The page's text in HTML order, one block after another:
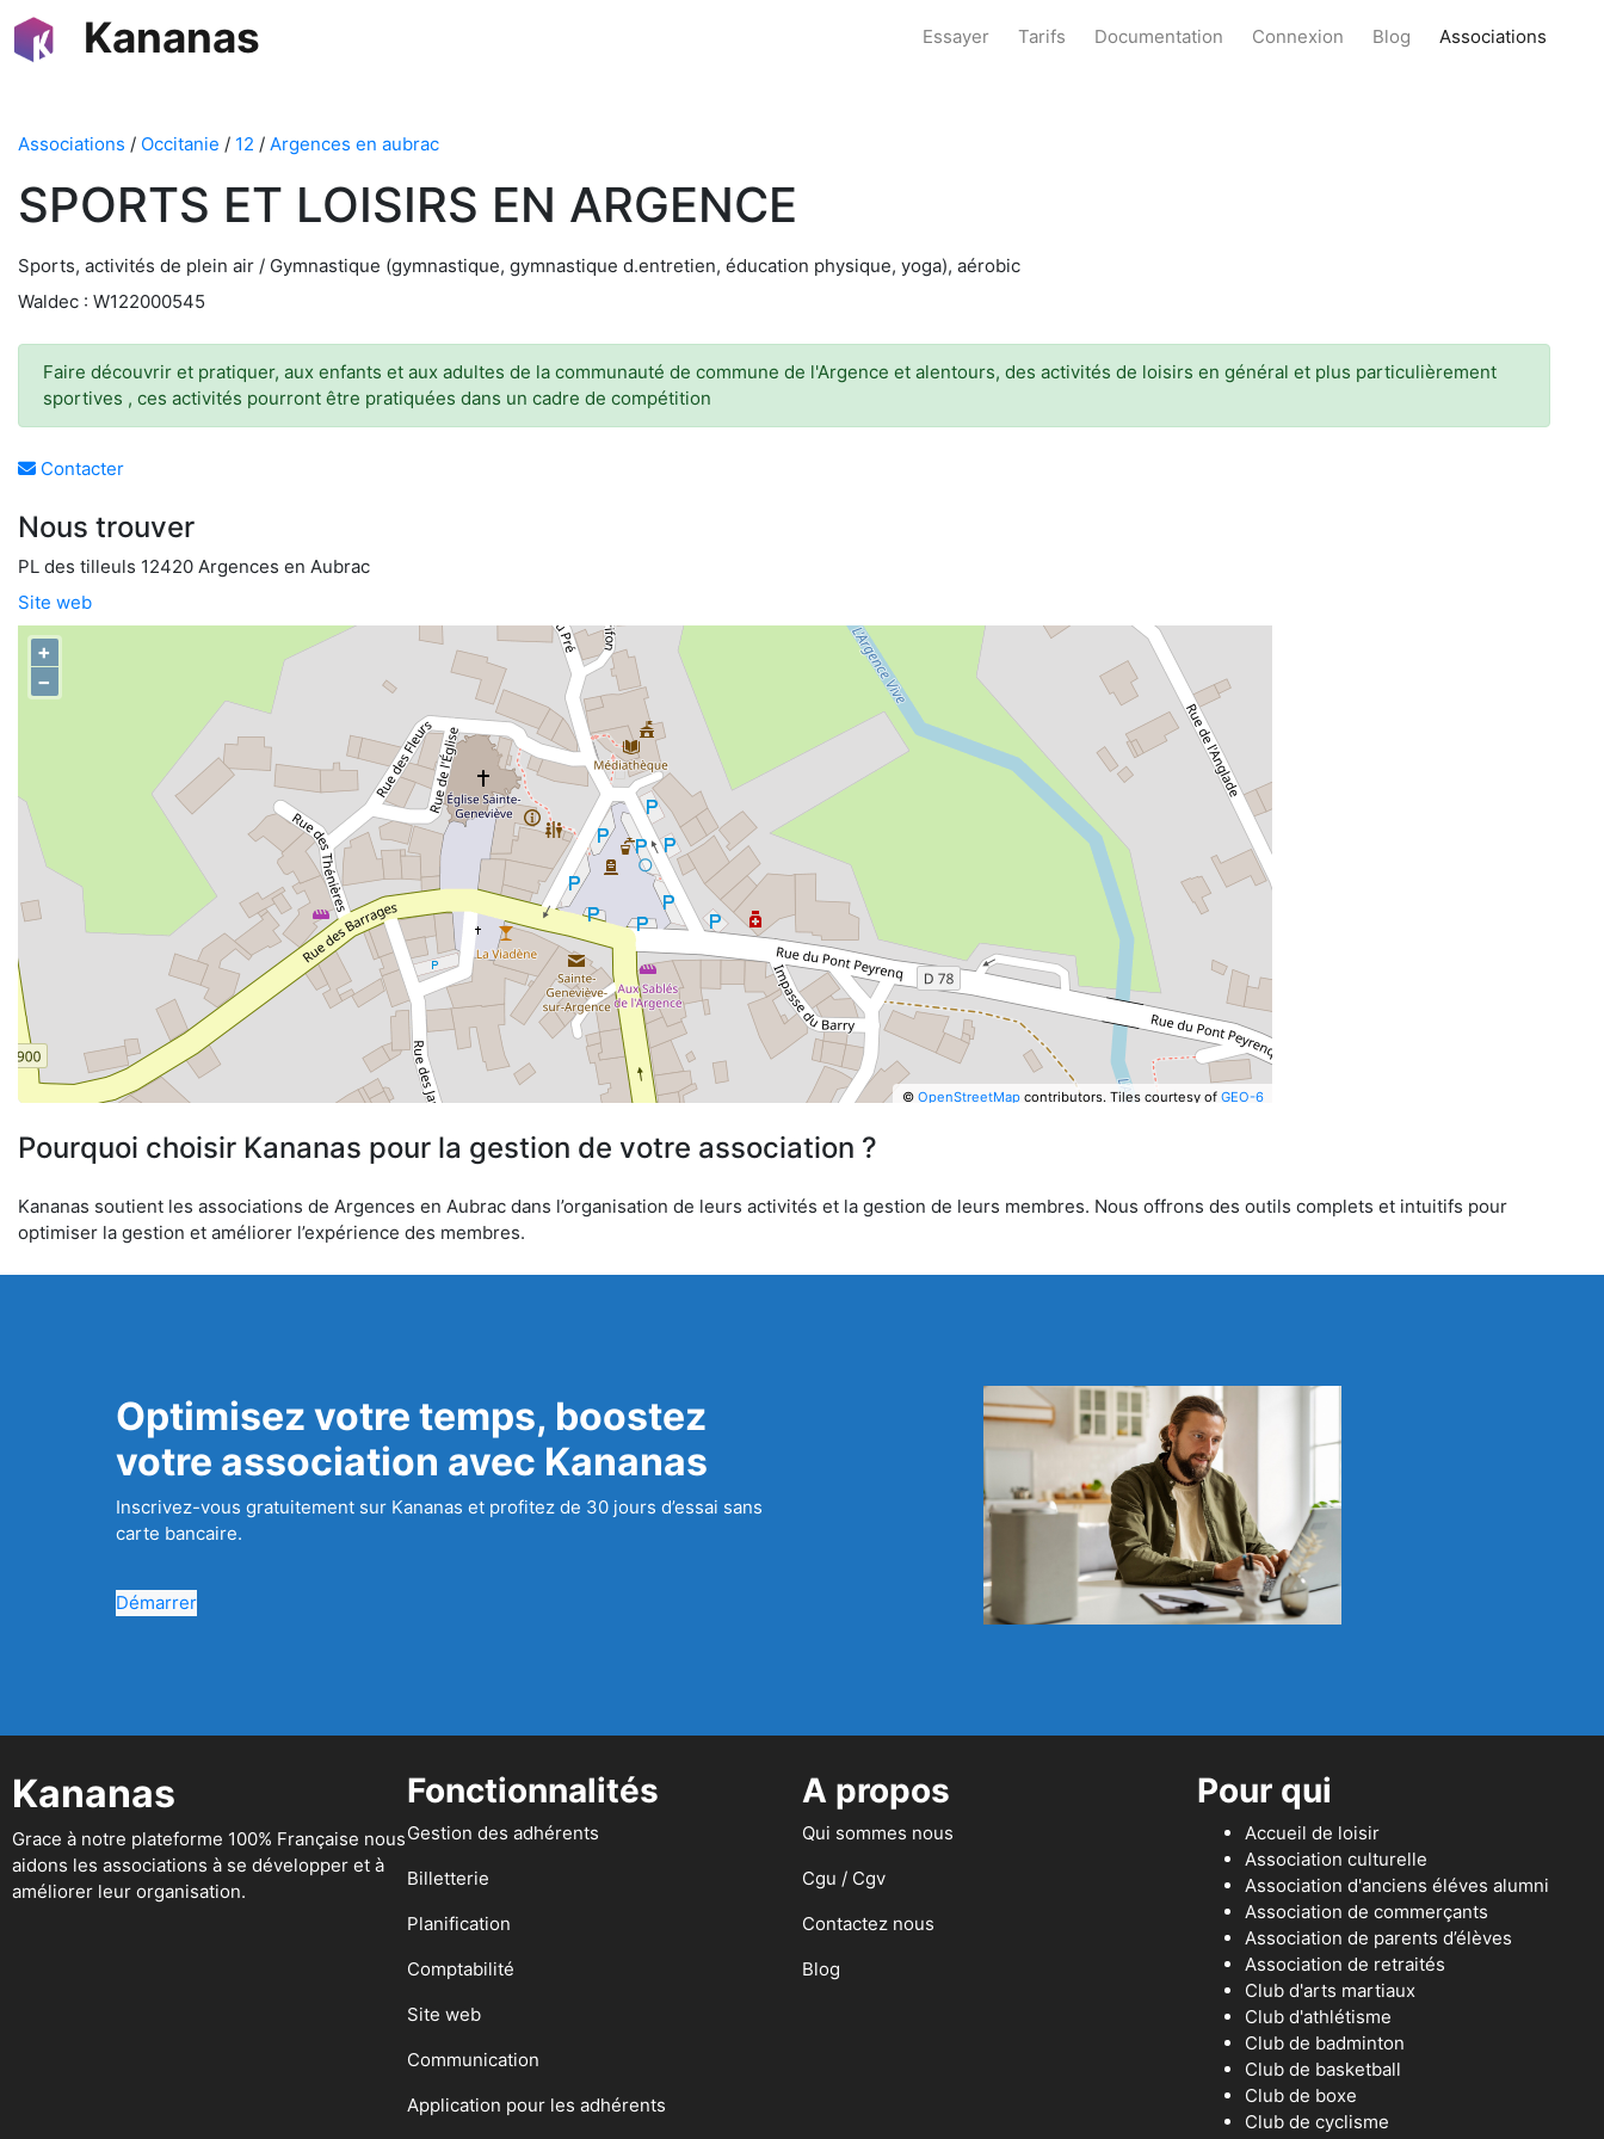
Kananas Essayer Tarifs Documentation Connexion Blog Associations
Associations / Occitanie / 12 / Argences en aubrac
SPORTS ET LOISIRS EN ARGENCE
Sports, activités de plein air / Gymnastique (gymnastique, gymnastique d.entretien, éducation physique, yoga), aérobic
Waldec : W122000545
Faire découvrir et pratiquer, aux enfants et aux adultes de la communauté de commune de l'Argence et alentours, des activités de loisirs en général et plus particulièrement
sportives , ces activités pourront être pratiquées dans un cadre de compétition
Contacter
Nous trouver
PL des tilleuls 12420 Argences en Aubrac
Site web
+
−
© OpenStreetMapcontributors. Tiles courtesy of GEO-6
Pourquoi choisir Kananas pour la gestion de votre association ?
Kananas soutient les associations de Argences en Aubrac dans l’organisation de leurs activités et la gestion de leurs membres. Nous offrons des outils complets et intuitifs pour
optimiser la gestion et améliorer l’expérience des membres.
Optimisez votre temps, boostez
votre association avec Kananas
Inscrivez-vous gratuitement sur Kananas et profitez de 30 jours d’essai sans
carte bancaire.
Démarrer
Kananas
Grace à notre plateforme 100% Française nous
aidons les associations à se développer et à
améliorer leur organisation.
Fonctionnalités
Gestion des adhérents
Billetterie
Planification
Comptabilité
Site web
Communication
Application pour les adhérents
A propos
Qui sommes nous
Cgu / Cgv
Contactez nous
Blog
Pour qui
Accueil de loisir
Association culturelle
Association d'anciens éléves alumni
Association de commerçants
Association de parents d’élèves
Association de retraités
Club d'arts martiaux
Club d'athlétisme
Club de badminton
Club de basketball
Club de boxe
Club de cyclisme